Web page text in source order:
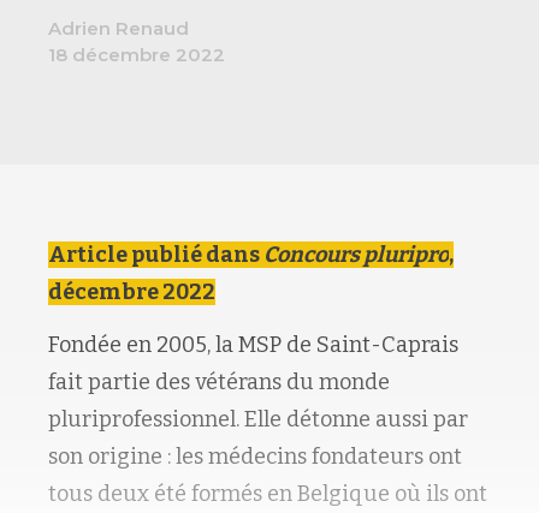
Adrien Renaud
18 décembre 2022
Article publié dans Concours pluripro,
décembre 2022
Fondée en 2005, la MSP de Saint-Caprais
fait partie des vétérans du monde
pluriprofessionnel. Elle détonne aussi par
son origine : les médecins fondateurs ont
tous deux été formés en Belgique où ils ont